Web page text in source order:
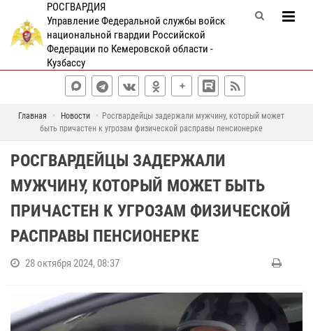
РОСГВАРДИЯ
Управление Федеральной службы войск
национальной гвардии Российской
Федерации по Кемеровской области -
Кузбассу
Главная Новости
Росгвардейцы задержали мужчину, который может
быть причастен к угрозам физической расправы пенсионерке
РОСГВАРДЕЙЦЫ ЗАДЕРЖАЛИ
МУЖЧИНУ, КОТОРЫЙ МОЖЕТ БЫТЬ
ПРИЧАСТЕН К УГРОЗАМ ФИЗИЧЕСКОЙ
РАСПРАВЫ ПЕНСИОНЕРКЕ
28 октября 2024, 08:37